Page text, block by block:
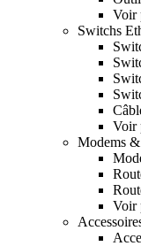
Voir
Switchs
Voir
Modems
Voir